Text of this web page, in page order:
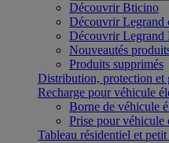
Découvrir Bticino
Découvrir Legrand
Découvrir Legrand
Nouveautés
Produits supprimés
Distribution, protection et
Recharge pour véhicule
Borne de véhicule
Prise pour véhicule
Tableau résidentiel et